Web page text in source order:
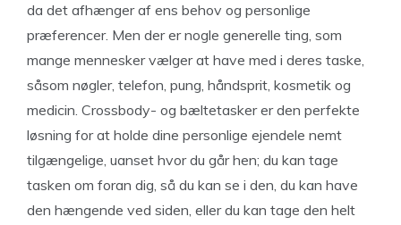
da det afhænger af ens behov og personlige
præferencer. Men der er nogle generelle ting, som
mange mennesker vælger at have med i deres taske,
såsom nøgler, telefon, pung, håndsprit, kosmetik og
medicin. Crossbody- og bæltetasker er den perfekte
løsning for at holde dine personlige ejendele nemt
tilgængelige, uanset hvor du går hen; du kan tage
tasken om foran dig, så du kan se i den, du kan have
den hængende ved siden, eller du kan tage den helt